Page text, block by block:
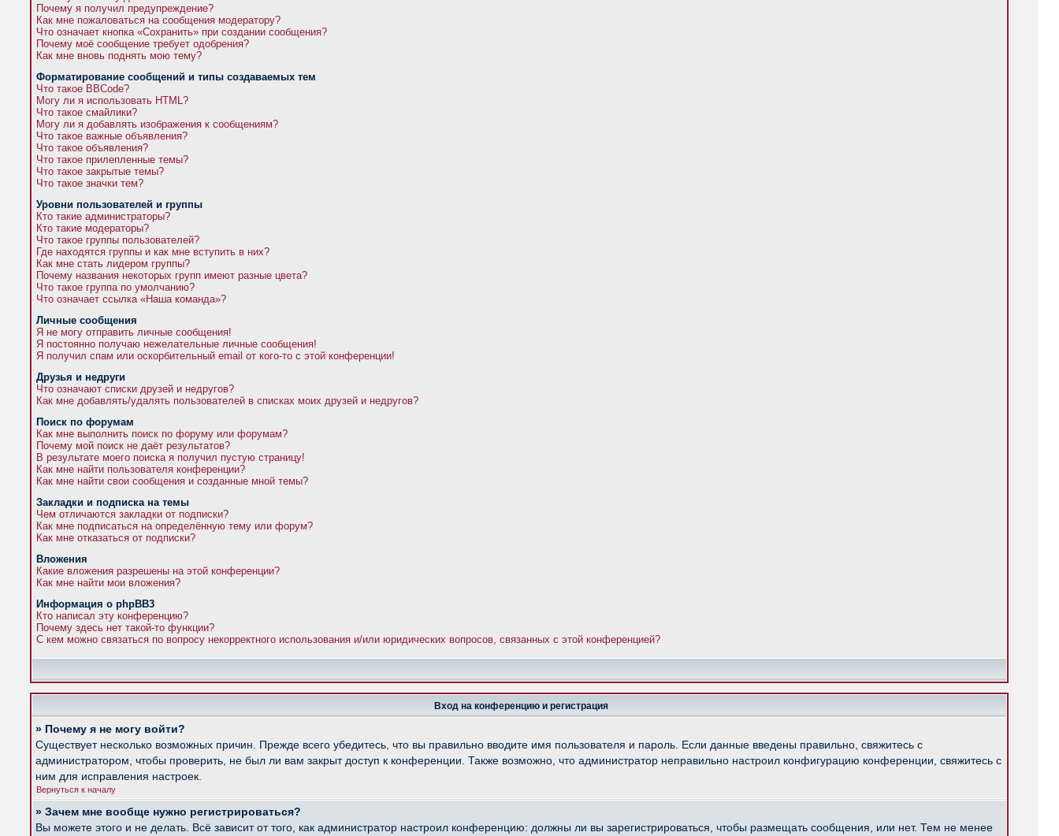
Почему я получил предупреждение?
Как мне пожаловаться на сообщения модератору?
Что означает кнопка «Сохранить» при создании сообщения?
Почему моё сообщение требует одобрения?
Как мне вновь поднять мою тему?
Форматирование сообщений и типы создаваемых тем
Что такое BBCode?
Могу ли я использовать HTML?
Что такое смайлики?
Могу ли я добавлять изображения к сообщениям?
Что такое важные объявления?
Что такое объявления?
Что такое прилепленные темы?
Что такое закрытые темы?
Что такое значки тем?
Уровни пользователей и группы
Кто такие администраторы?
Кто такие модераторы?
Что такое группы пользователей?
Где находятся группы и как мне вступить в них?
Как мне стать лидером группы?
Почему названия некоторых групп имеют разные цвета?
Что такое группа по умолчанию?
Что означает ссылка «Наша команда»?
Личные сообщения
Я не могу отправить личные сообщения!
Я постоянно получаю нежелательные личные сообщения!
Я получил спам или оскорбительный email от кого-то с этой конференции!
Друзья и недруги
Что означают списки друзей и недругов?
Как мне добавлять/удалять пользователей в списках моих друзей и недругов?
Поиск по форумам
Как мне выполнить поиск по форуму или форумам?
Почему мой поиск не даёт результатов?
В результате моего поиска я получил пустую страницу!
Как мне найти пользователя конференции?
Как мне найти свои сообщения и созданные мной темы?
Закладки и подписка на темы
Чем отличаются закладки от подписки?
Как мне подписаться на определённую тему или форум?
Как мне отказаться от подписки?
Вложения
Какие вложения разрешены на этой конференции?
Как мне найти мои вложения?
Информация о phpBB3
Кто написал эту конференцию?
Почему здесь нет такой-то функции?
С кем можно связаться по вопросу некорректного использования и/или юридических вопросов, связанных с этой конференцией?
Вход на конференцию и регистрация
» Почему я не могу войти?
Существует несколько возможных причин. Прежде всего убедитесь, что вы правильно вводите имя пользователя и пароль. Если данные введены правильно, свяжитесь с
администратором, чтобы проверить, не был ли вам закрыт доступ к конференции. Также возможно, что администратор неправильно настроил конфигурацию конференции, свяжитесь с
ним для исправления настроек.
Вернуться к началу
» Зачем мне вообще нужно регистрироваться?
Вы можете этого и не делать. Всё зависит от того, как администратор настроил конференцию: должны ли вы зарегистрироваться, чтобы размещать сообщения, или нет. Тем не менее